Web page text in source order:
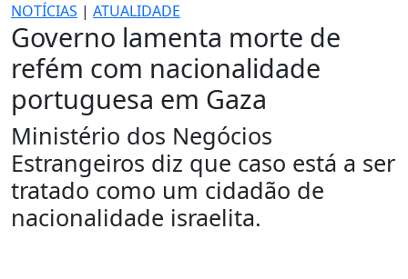
NOTÍCIAS | ATUALIDADE
Governo lamenta morte de
refém com nacionalidade
portuguesa em Gaza
Ministério dos Negócios
Estrangeiros diz que caso está a ser
tratado como um cidadão de
nacionalidade israelita.